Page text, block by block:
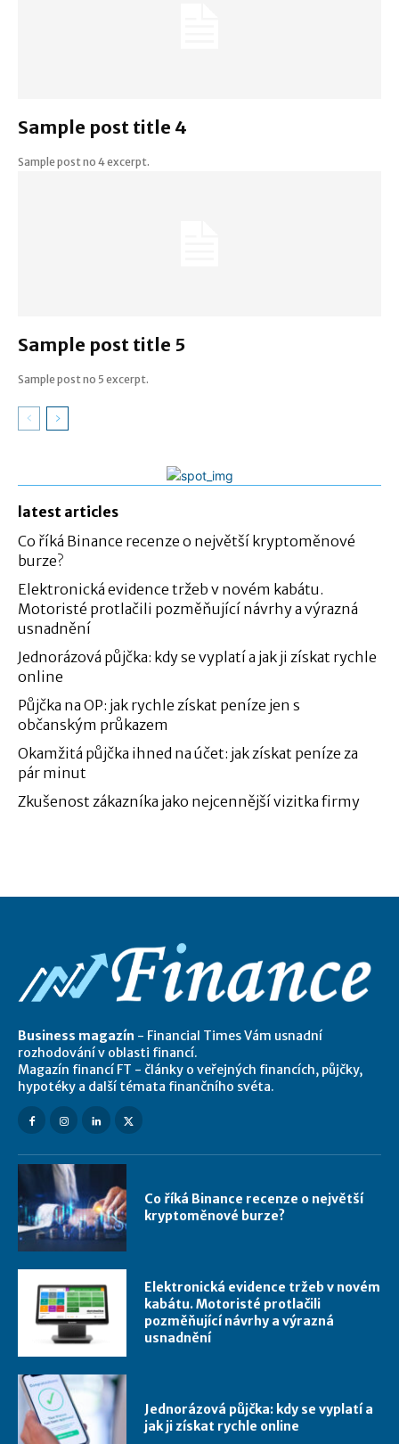
Sample post title 4
Sample post no 4 excerpt.
Sample post title 5
Sample post no 5 excerpt.
latest articles
Co říká Binance recenze o největší kryptoměnové
burze?
Elektronická evidence tržeb v novém kabátu.
Motoristé protlačili pozměňující návrhy a výrazná
usnadnění
Jednorázová půjčka: kdy se vyplatí a jak ji získat rychle
online
Půjčka na OP: jak rychle získat peníze jen s
občanským průkazem
Okamžitá půjčka ihned na účet: jak získat peníze za
pár minut
Zkušenost zákazníka jako nejcennější vizitka firmy
Business magazín - Financial Times Vám usnadní
rozhodování v oblasti financí.
Magazín financí FT - články o veřejných financích, půjčky,
hypotéky a další témata finančního svéta.
Co říká Binance recenze o největší
kryptoměnové burze?
Elektronická evidence tržeb v novém
kabátu. Motoristé protlačili
pozměňující návrhy a výrazná
usnadnění
Jednorázová půjčka: kdy se vyplatí a
jak ji získat rychle online